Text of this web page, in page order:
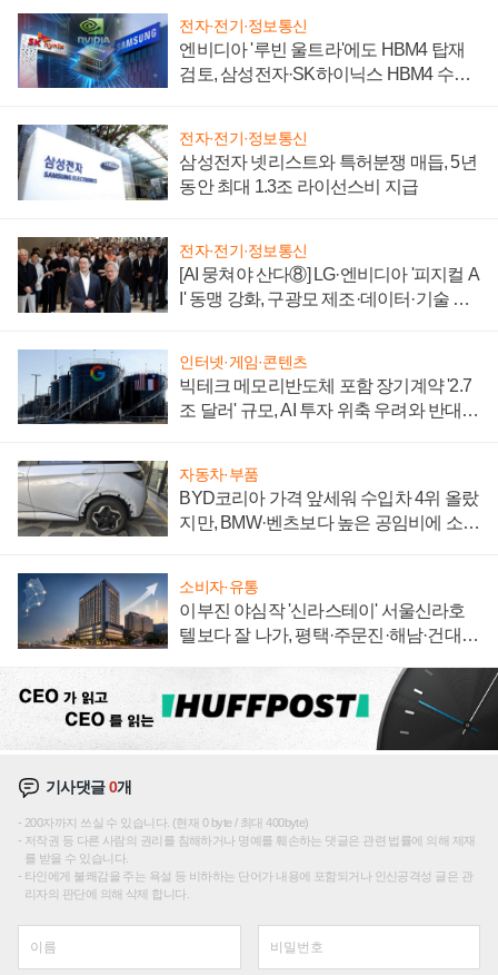
전자·전기·정보통신
엔비디아 '루빈 울트라'에도 HBM4 탑재
검토, 삼성전자·SK하이닉스 HBM4 수율
전자·전기·정보통신
삼성전자 넷리스트와 특허분쟁 매듭, 5년
동안 최대 1.3조 라이선스비 지급
전자·전기·정보통신
[AI 뭉쳐야 산다⑧] LG·엔비디아 '피지컬 A
I' 동맹 강화, 구광모 제조·데이터·기술 결
인터넷·게임·콘텐츠
빅테크 메모리반도체 포함 장기계약 '2.7
조 달러' 규모, AI 투자 위축 우려와 반대
자동차·부품
BYD코리아 가격 앞세워 수입차 4위 올랐
지만, BMW·벤츠보다 높은 공임비에 소비
소비자·유통
이부진 야심작 '신라스테이' 서울신라호
텔보다 잘 나가, 평택·주문진·해남·건대로
기사댓글0개
200자까지 쓰실 수 있습니다. (현재 0 byte / 최대 400byte)
저작권 등 다른 사람의 권리를 침해하거나 명예를 훼손하는 댓글은 관련 법률에 의해 제재
를 받을 수 있습니다.
타인에게 불쾌감을 주는 욕설 등 비하하는 단어가 내용에 포함되거나 인신공격성 글은 관
리자의 판단에 의해 삭제 합니다.